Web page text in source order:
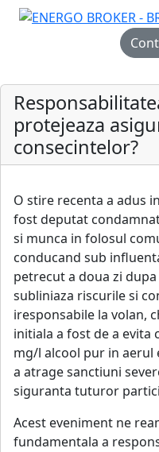
protejeaza
consecintelor?
O stire recenta a adus
fost deputat
si munca in folosul
conducand sub
petrecut a doua zi
subliniaza riscurile si
iresponsabile la volan,
initiala a fost de a evita
mg/l alcool pur in
a atrage sanctiuni
siguranta tuturor
Acest eveniment ne
fundamentala a